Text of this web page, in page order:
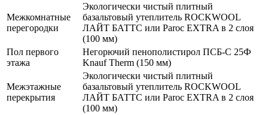
Межкомнатные
перегородки
Экологически чистый плитный
базальтовый утеплитель ROCKWOOL
ЛАЙТ БАТТС или Paroc EXTRA в 2 слоя
(100 мм)
Пол первого
этажа
Негорючий пенополистирол ПСБ-С 25Ф
Knauf Therm (150 мм)
Межэтажные
перекрытия
Экологически чистый плитный
базальтовый утеплитель ROCKWOOL
ЛАЙТ БАТТС или Paroc EXTRA в 2 слоя
(100 мм)